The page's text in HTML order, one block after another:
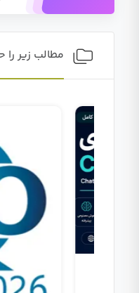
مطالب زیر را